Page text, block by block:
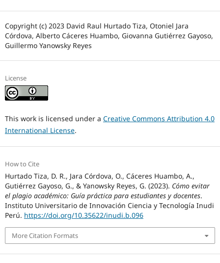
Copyright (c) 2023 David Raul Hurtado Tiza, Otoniel Jara
Córdova, Alberto Cáceres Huambo, Giovanna Gutiérrez Gayoso,
Guillermo Yanowsky Reyes
License
This work is licensed under a Creative Commons Attribution 4.0
International License.
How to Cite
Hurtado Tiza, D. R., Jara Córdova, O., Cáceres Huambo, A.,
Gutiérrez Gayoso, G., & Yanowsky Reyes, G. (2023). Cómo evitar
el plagio académico: Guía práctica para estudiantes y docentes.
Instituto Universitario de Innovación Ciencia y Tecnología Inudi
Perú. https://doi.org/10.35622/inudi.b.096
More Citation Formats